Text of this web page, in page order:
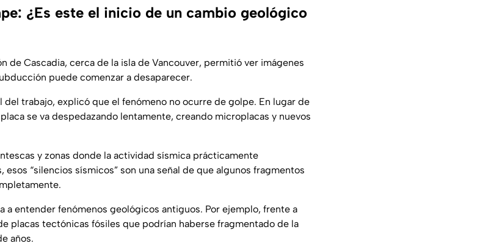
¿Es este el inicio de un cambio geológico
de Cascadia, cerca de la isla de Vancouver, permitió ver imágenes
puede comenzar a desaparecer.
del trabajo, explicó que el fenómeno no ocurre de golpe. En lugar de
se va despedazando lentamente, creando microplacas y nuevos
y zonas donde la actividad sísmica prácticamente
esos “silencios sísmicos” son una señal de que algunos fragmentos
a entender fenómenos geológicos antiguos. Por ejemplo, frente a
placas tectónicas fósiles que podrían haberse fragmentado de la
años.